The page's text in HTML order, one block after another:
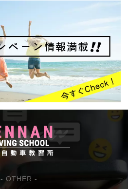
- OTHER -